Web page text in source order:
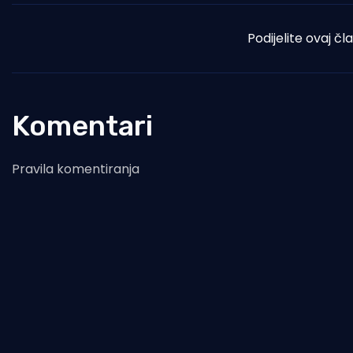
Podijelite ovaj
Komentari
Pravila komentiranja